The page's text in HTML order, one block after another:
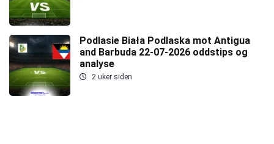
Podlasie Biała Podlaska mot Antigua
and Barbuda 22-07-2026 oddstips og
analyse
2 uker siden